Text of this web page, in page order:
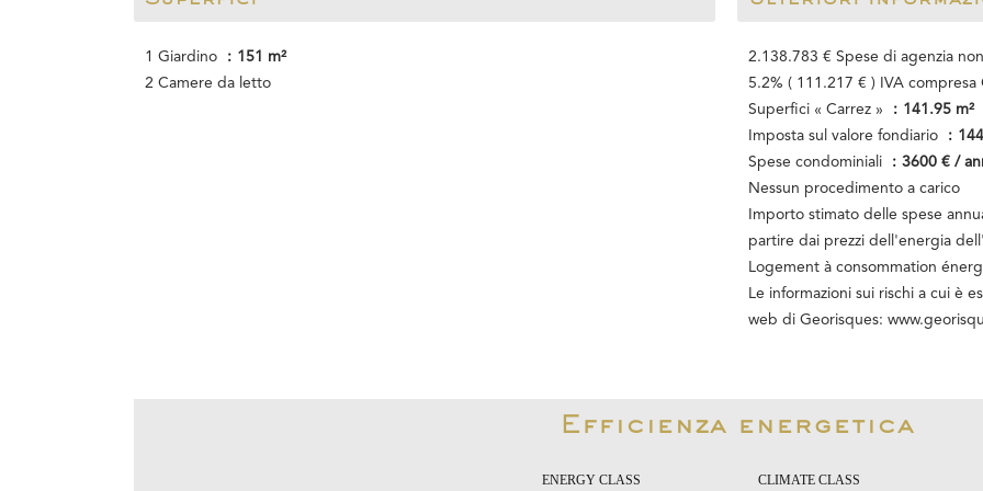
1 Giardino
151 m²
2 Camere da letto
2.138.783 € Spese di agenzia
5.2% ( 111.217 € ) IVA
Superfici « Carrez »
141.95 m²
Imposta sul valore fondiario
Spese condominiali
3600 € /
Nessun procedimento a carico
Importo stimato delle spese
partire dai prezzi dell'energia
Logement à consommation
Le informazioni sui rischi a cui è
web di Georisques:
Efficienza energetica